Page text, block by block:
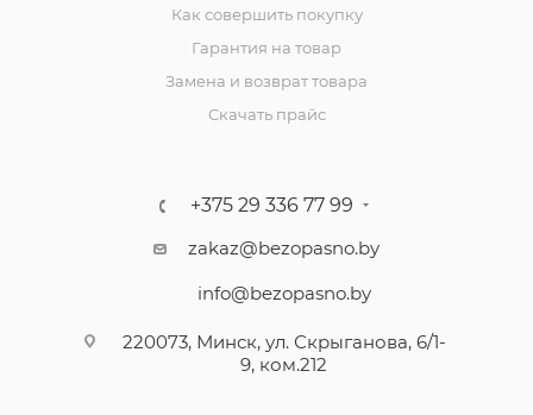
Как совершить покупку
Гарантия на товар
Замена и возврат товара
Скачать прайс
+375 29 336 77 99
zakaz@bezopasno.by
info@bezopasno.by
220073, Минск, ул. Скрыганова, 6/1-
9, ком.212